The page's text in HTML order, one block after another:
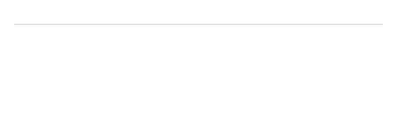
државотворната мисла на македонскиот народ. Затоа